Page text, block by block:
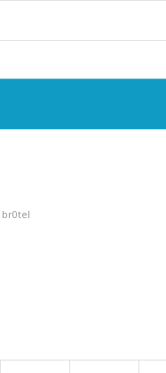
br0tel